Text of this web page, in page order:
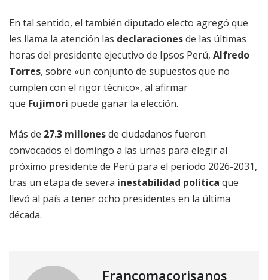
En tal sentido, el también diputado electo agregó que
les llama la atención las declaracionesde las últimas
horas del presidente ejecutivo de Ipsos Perú, Alfredo
Torres, sobre «un conjunto de supuestos que no
cumplen con el rigor técnico», al afirmar
que Fujimori puede ganar la elección.
Más de 27.3 millonesde ciudadanos fueron
convocados el domingo a las urnas para elegir al
próximo presidente de Perú para el período 2026-2031,
tras un etapa de severa inestabilidad política que
llevó al país a tener ocho presidentes en la última
década.
Francomacorisanos